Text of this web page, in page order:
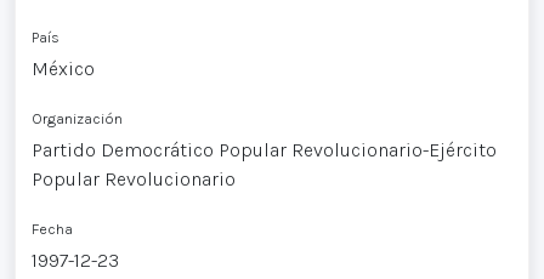
País
México
Organización
Partido Democrático Popular Revolucionario-Ejército
Popular Revolucionario
Fecha
1997-12-23